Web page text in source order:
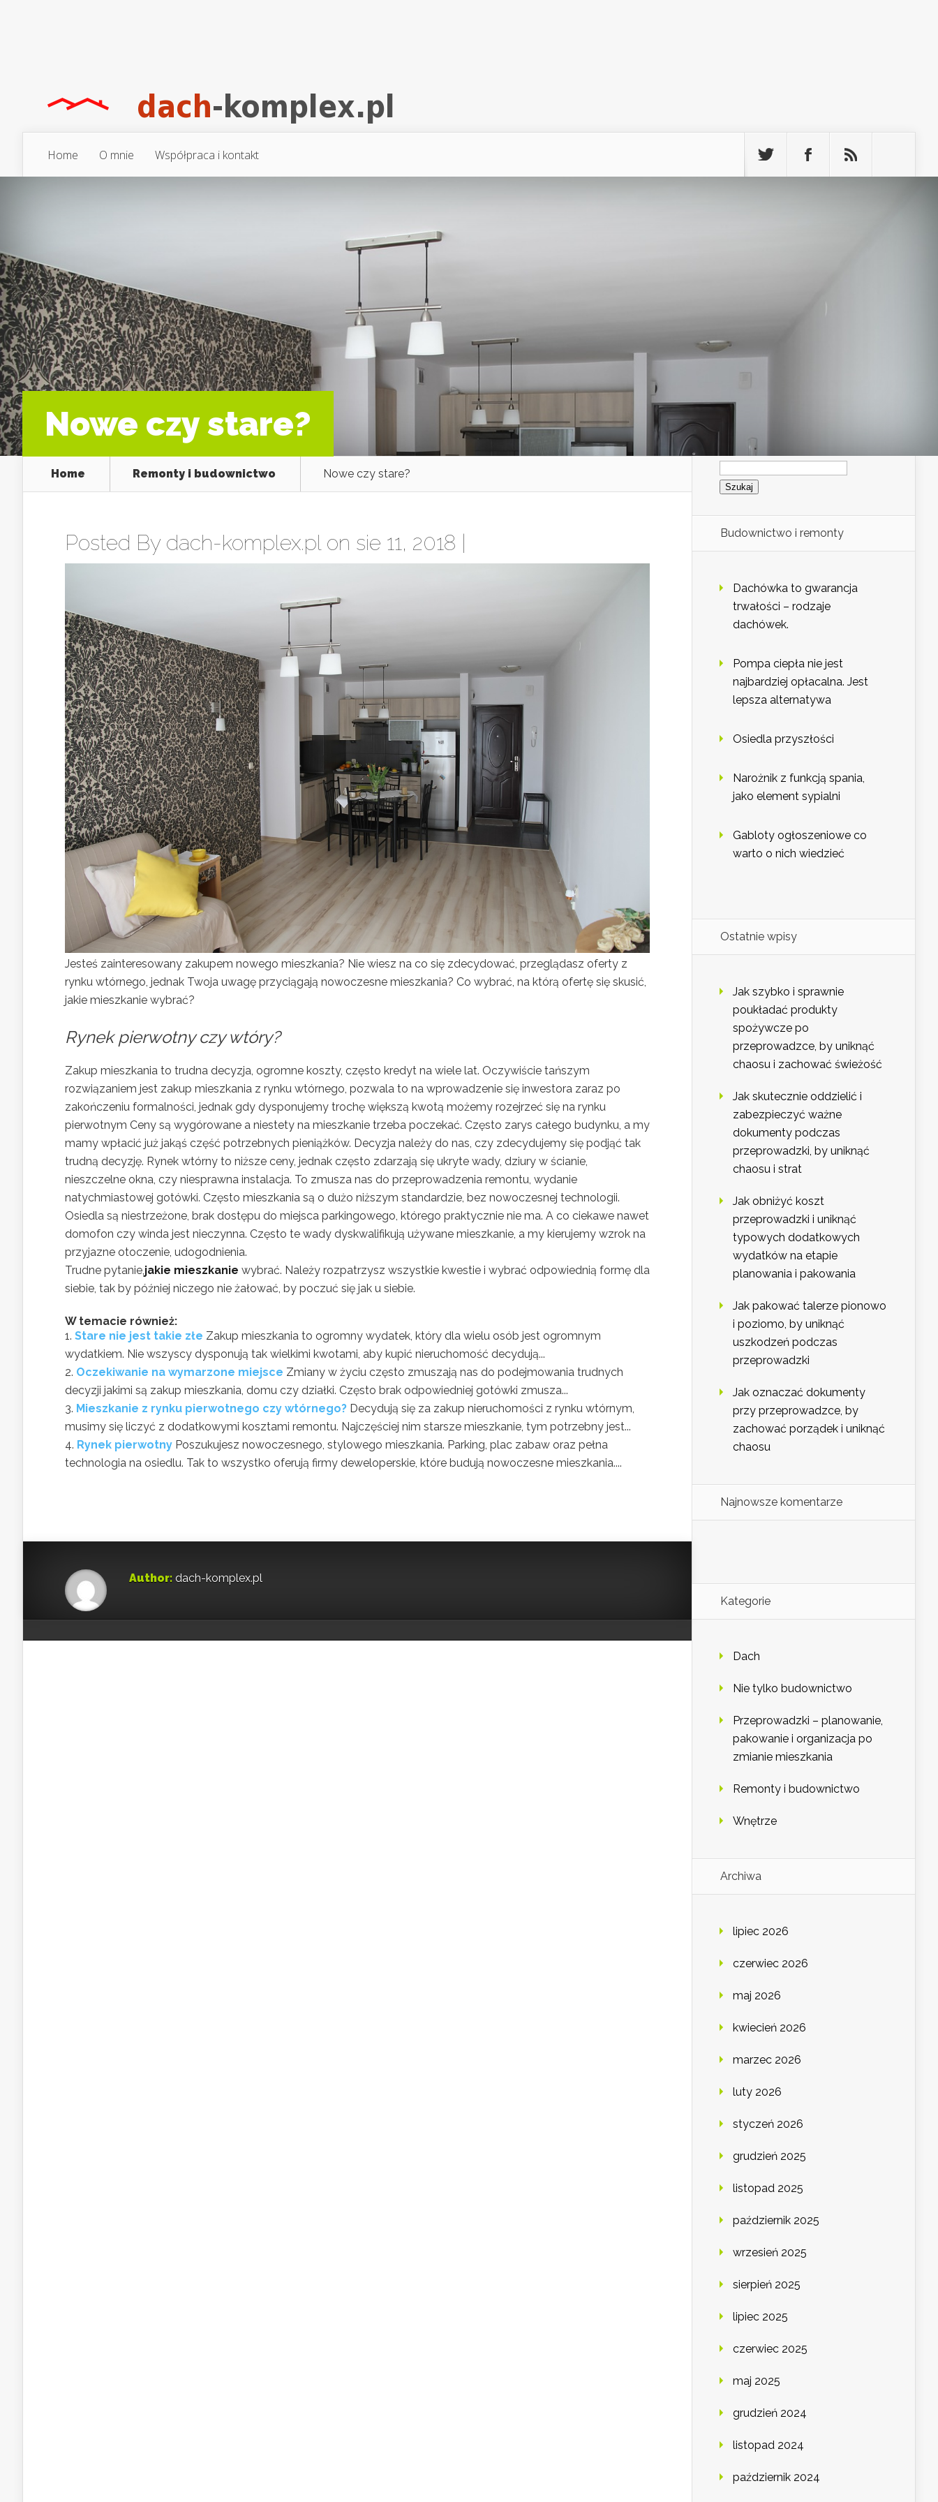
Home O mnie Współpraca i kontakt
Nowe czy stare?
Home Remonty i budownictwo Nowe czy stare?
Posted By dach-komplex.plon sie 11, 2018 |
Jesteś zainteresowany zakupem nowego mieszkania? Nie wiesz na co się zdecydować, przeglądasz oferty z
rynku wtórnego, jednak Twoja uwagę przyciągają nowoczesne mieszkania? Co wybrać, na którą ofertę się skusić,
jakie mieszkanie wybrać?
Rynek pierwotny czy wtóry?
Zakup mieszkania to trudna decyzja, ogromne koszty, często kredyt na wiele lat. Oczywiście tańszym
rozwiązaniem jest zakup mieszkania z rynku wtórnego, pozwala to na wprowadzenie się inwestora zaraz po
zakończeniu formalności, jednak gdy dysponujemy trochę większą kwotą możemy rozejrzeć się na rynku
pierwotnym Ceny są wygórowane a niestety na mieszkanie trzeba poczekać. Często zarys całego budynku, a my
mamy wpłacić już jakąś część potrzebnych pieniążków. Decyzja należy do nas, czy zdecydujemy się podjąć tak
trudną decyzję. Rynek wtórny to niższe ceny, jednak często zdarzają się ukryte wady, dziury w ścianie,
nieszczelne okna, czy niesprawna instalacja. To zmusza nas do przeprowadzenia remontu, wydanie
natychmiastowej gotówki. Często mieszkania są o dużo niższym standardzie, bez nowoczesnej technologii.
Osiedla są niestrzeżone, brak dostępu do miejsca parkingowego, którego praktycznie nie ma. A co ciekawe nawet
domofon czy winda jest nieczynna. Często te wady dyskwalifikują używane mieszkanie, a my kierujemy wzrok na
przyjazne otoczenie, udogodnienia.
Trudne pytanie, jakie mieszkanie wybrać. Należy rozpatrzysz wszystkie kwestie i wybrać odpowiednią formę dla
siebie, tak by później niczego nie żałować, by poczuć się jak u siebie.
W temacie również:
Stare nie jest takie złe Zakup mieszkania to ogromny wydatek, który dla wielu osób jest ogromnym
wydatkiem. Nie wszyscy dysponują tak wielkimi kwotami, aby kupić nieruchomość decydują...
Oczekiwanie na wymarzone miejsce Zmiany w życiu często zmuszają nas do podejmowania trudnych
decyzji jakimi są zakup mieszkania, domu czy działki. Często brak odpowiedniej gotówki zmusza...
Mieszkanie z rynku pierwotnego czy wtórnego? Decydują się za zakup nieruchomości z rynku wtórnym,
musimy się liczyć z dodatkowymi kosztami remontu. Najczęściej nim starsze mieszkanie, tym potrzebny jest...
Rynek pierwotny Poszukujesz nowoczesnego, stylowego mieszkania. Parking, plac zabaw oraz pełna
technologia na osiedlu. Tak to wszystko oferują firmy deweloperskie, które budują nowoczesne mieszkania....
Author: dach-komplex.pl
Szukaj:
Budownictwo i remonty
Dachówka to gwarancja
trwałości – rodzaje
dachówek.
Pompa ciepła nie jest
najbardziej opłacalna. Jest
lepsza alternatywa
Osiedla przyszłości
Narożnik z funkcją spania,
jako element sypialni
Gabloty ogłoszeniowe co
warto o nich wiedzieć
Ostatnie wpisy
Jak szybko i sprawnie
poukładać produkty
spożywcze po
przeprowadzce, by uniknąć
chaosu i zachować świeżość
Jak skutecznie oddzielić i
zabezpieczyć ważne
dokumenty podczas
przeprowadzki, by uniknąć
chaosu i strat
Jak obniżyć koszt
przeprowadzki i uniknąć
typowych dodatkowych
wydatków na etapie
planowania i pakowania
Jak pakować talerze pionowo
i poziomo, by uniknąć
uszkodzeń podczas
przeprowadzki
Jak oznaczać dokumenty
przy przeprowadzce, by
zachować porządek i uniknąć
chaosu
Najnowsze komentarze
Kategorie
Dach
Nie tylko budownictwo
Przeprowadzki – planowanie,
pakowanie i organizacja po
zmianie mieszkania
Remonty i budownictwo
Wnętrze
Archiwa
lipiec 2026
czerwiec 2026
maj 2026
kwiecień 2026
marzec 2026
luty 2026
styczeń 2026
grudzień 2025
listopad 2025
październik 2025
wrzesień 2025
sierpień 2025
lipiec 2025
czerwiec 2025
maj 2025
grudzień 2024
listopad 2024
październik 2024